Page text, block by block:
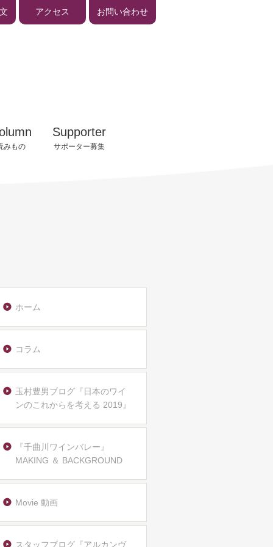
ー
みもの
Supporter
サポーター募集
サポーター会員様へ
ビジネスサロン報告
アクセス お問い合わせ
ホーム
コラム
玉村豊男ブログ『日本のワイ
ンのこれからを考える 2019』
『千曲川ワインバレー』
MAKING ＆ BACKGROUND
Movie 動画
スタッフブログ『アルカンヴ